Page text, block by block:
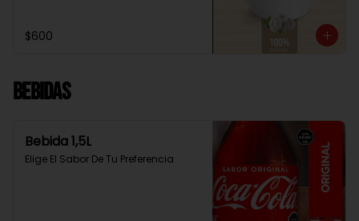
$600
Bebidas
Bebida 1,5L
Elige El Sabor De Tu Preferencia